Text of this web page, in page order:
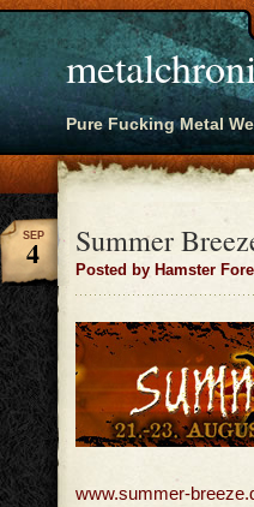
Pure Fucking Metal
Summer
Posted by Hamster
SEP
4
www.summer-